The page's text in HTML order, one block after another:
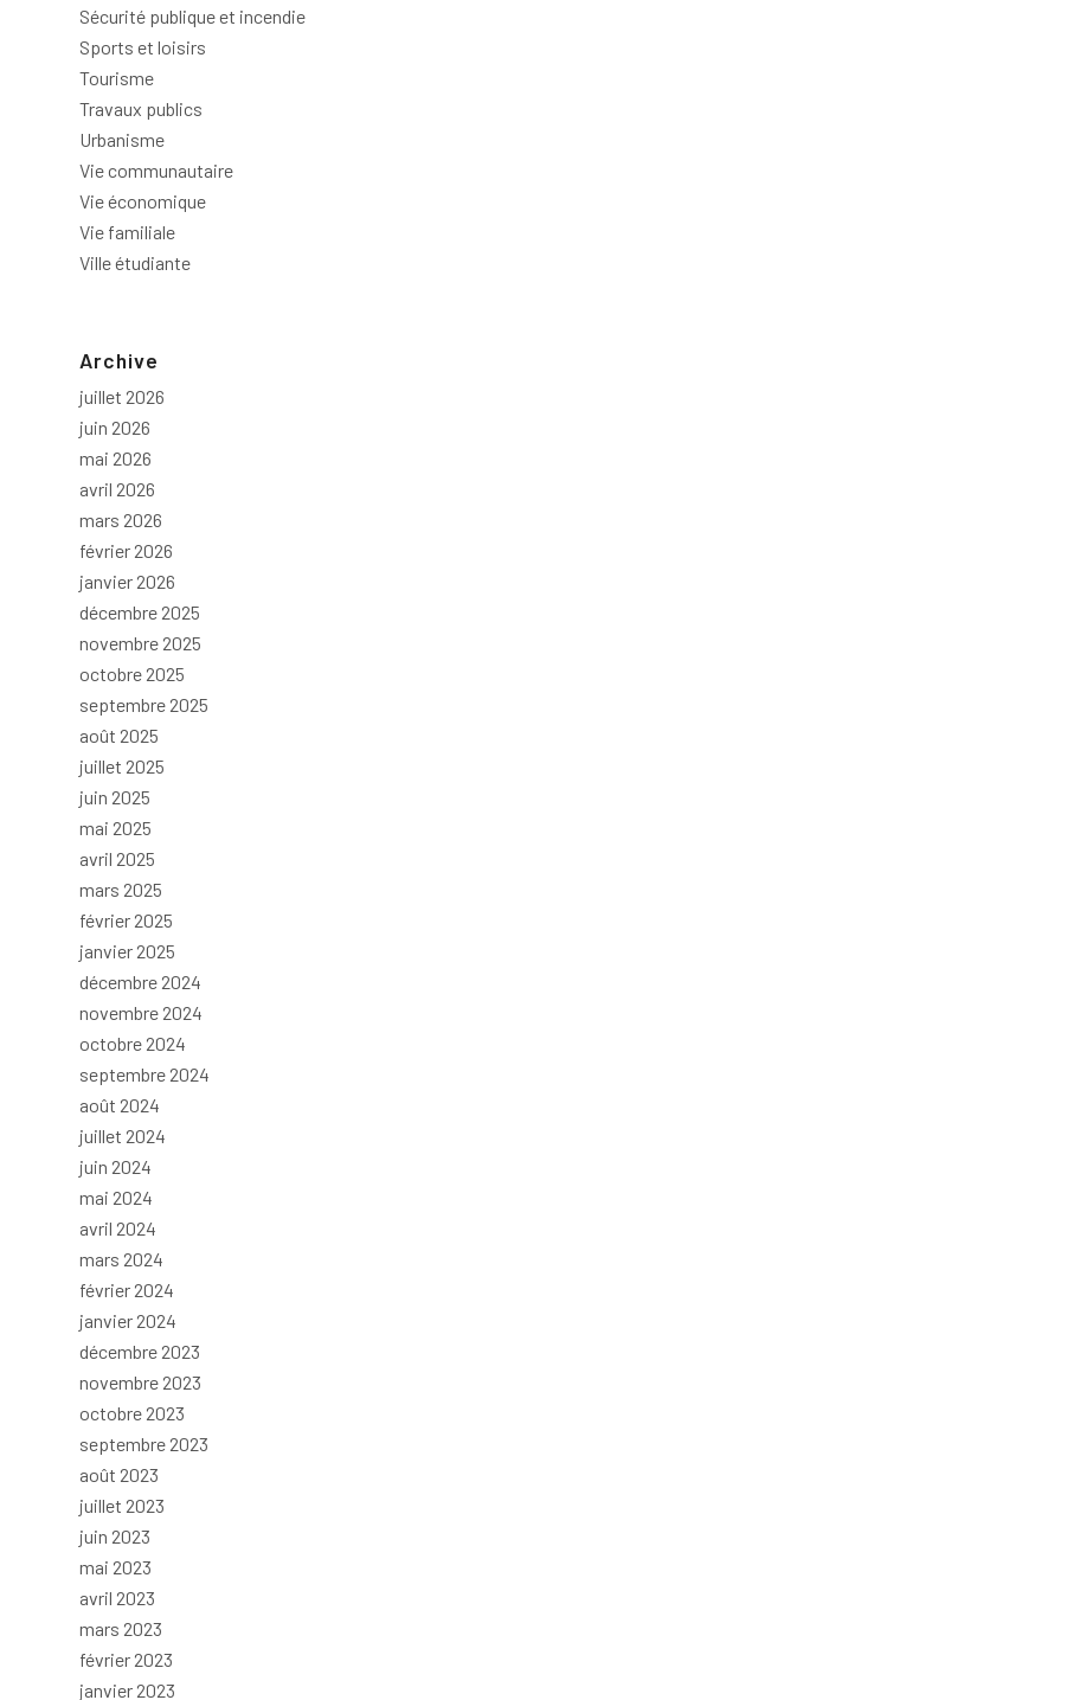
Sécurité publique et incendie
Sports et loisirs
Tourisme
Travaux publics
Urbanisme
Vie communautaire
Vie économique
Vie familiale
Ville étudiante
Archive
juillet 2026
juin 2026
mai 2026
avril 2026
mars 2026
février 2026
janvier 2026
décembre 2025
novembre 2025
octobre 2025
septembre 2025
août 2025
juillet 2025
juin 2025
mai 2025
avril 2025
mars 2025
février 2025
janvier 2025
décembre 2024
novembre 2024
octobre 2024
septembre 2024
août 2024
juillet 2024
juin 2024
mai 2024
avril 2024
mars 2024
février 2024
janvier 2024
décembre 2023
novembre 2023
octobre 2023
septembre 2023
août 2023
juillet 2023
juin 2023
mai 2023
avril 2023
mars 2023
février 2023
janvier 2023